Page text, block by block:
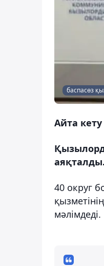
баспасөз
Айта
аяқталды.
40 округ
мәлімдеді.